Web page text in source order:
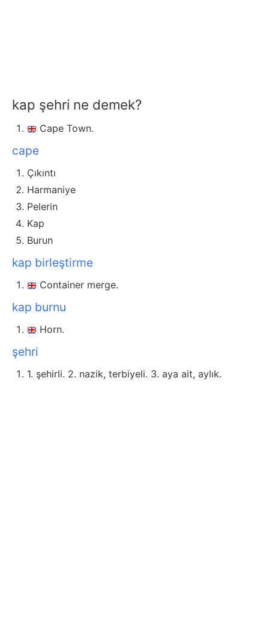
kap şehri ne demek?
Cape Town.
cape
Çıkıntı
Harmaniye
Pelerin
Kap
Burun
kap birleştirme
Container merge.
kap burnu
Horn.
şehri
1. şehirli. 2. nazik, terbiyeli. 3. aya ait, aylık.